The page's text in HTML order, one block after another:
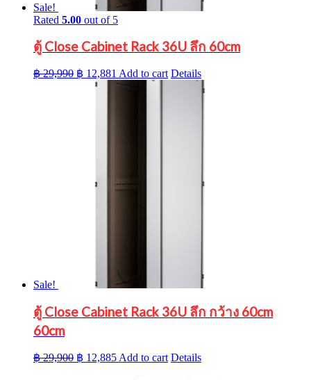
Sale!
Rated 5.00 out of 5
ตู้ Close Cabinet Rack 36U ลึก 60cm
฿29,990 Original
price
฿ 12,881 Current
price
Add to cart Details
Sale!
ตู้ Close Cabinet Rack 36U ลึก กว้าง 60cm
60cm
฿29,900 Original
฿ 12,885Current
Add to cart Details